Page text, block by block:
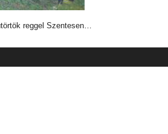
reggel Szentesen…